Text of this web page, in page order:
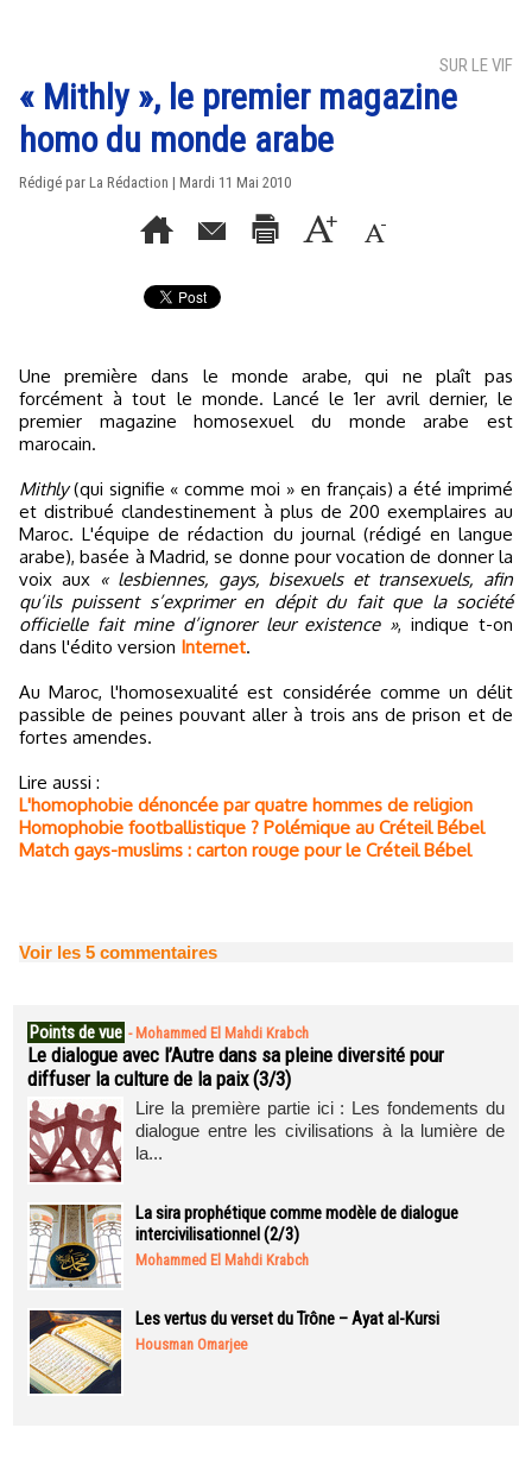
SUR LE VIF
« Mithly », le premier magazine
homo du monde arabe
Rédigé par La Rédaction | Mardi 11 Mai 2010
Une première dans le monde arabe, qui ne plaît pas
forcément à tout le monde. Lancé le 1er avril dernier, le
premier magazine homosexuel du monde arabe est
marocain.
Mithly(qui signifie « comme moi » en français) a été imprimé
et distribué clandestinement à plus de 200 exemplaires au
Maroc. L'équipe de rédaction du journal (rédigé en langue
arabe), basée à Madrid, se donne pour vocation de donner la
voix aux « lesbiennes, gays, bisexuels et transexuels, afin
qu’ils puissent s’exprimer en dépit du fait que la société
officielle fait mine d’ignorer leur existence », indique t-on
dans l'édito version Internet.
Au Maroc, l'homosexualité est considérée comme un délit
passible de peines pouvant aller à trois ans de prison et de
fortes amendes.
Lire aussi :
L'homophobie dénoncée par quatre hommes de religion
Homophobie footballistique ? Polémique au Créteil Bébel
Match gays-muslims : carton rouge pour le Créteil Bébel
Voir les 5 commentaires
Points de vue - Mohammed El Mahdi Krabch
Le dialogue avec l’Autre dans sa pleine diversité pour
diffuser la culture de la paix (3/3)
Lire la première partie ici : Les fondements du
dialogue entre les civilisations à la lumière de
la...
La sira prophétique comme modèle de dialogue
intercivilisationnel (2/3)
Mohammed El Mahdi Krabch
Les vertus du verset du Trône – Ayat al-Kursi
Housman Omarjee